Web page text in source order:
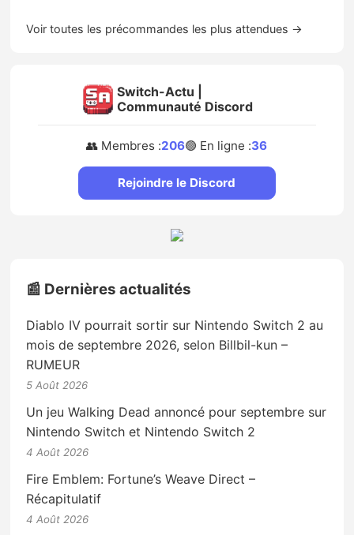
Voir toutes les précommandes les plus attendues →
Switch-Actu |
Communauté Discord
👥 Membres :206🟢 En ligne :36
Rejoindre le Discord
📰 Dernières actualités
Diablo IV pourrait sortir sur Nintendo Switch 2 au
mois de septembre 2026, selon Billbil-kun –
RUMEUR
5 Août 2026
Un jeu Walking Dead annoncé pour septembre sur
Nintendo Switch et Nintendo Switch 2
4 Août 2026
Fire Emblem: Fortune’s Weave Direct –
Récapitulatif
4 Août 2026